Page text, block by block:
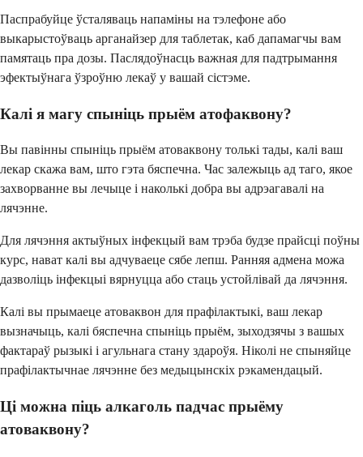
Паспрабуйце ўсталяваць напаміны на тэлефоне або
выкарыстоўваць арганайзер для таблетак, каб дапамагчы вам
памятаць пра дозы. Паслядоўнасць важная для падтрымання
эфектыўнага ўзроўню лекаў у вашай сістэме.
Калі я магу спыніць прыём атофаквону?
Вы павінны спыніць прыём атоваквону толькі тады, калі ваш
лекар скажа вам, што гэта бяспечна. Час залежыць ад таго, якое
захворванне вы лечыце і наколькі добра вы адрэагавалі на
лячэнне.
Для лячэння актыўных інфекцый вам трэба будзе прайсці поўны
курс, нават калі вы адчуваеце сябе лепш. Ранняя адмена можа
дазволіць інфекцыі вярнуцца або стаць устойлівай да лячэння.
Калі вы прымаеце атоваквон для прафілактыкі, ваш лекар
вызначыць, калі бяспечна спыніць прыём, зыходзячы з вашых
фактараў рызыкі і агульнага стану здароўя. Ніколі не спыняйце
прафілактычнае лячэнне без медыцынскіх рэкамендацый.
Ці можна піць алкаголь падчас прыёму
атоваквону?